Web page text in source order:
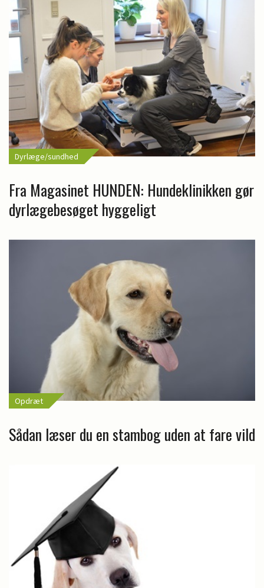
Dyrlæge/sundhed
Fra Magasinet HUNDEN: Hundeklinikken gør
dyrlægebesøget hyggeligt
Opdræt
Sådan læser du en stambog uden at fare vild